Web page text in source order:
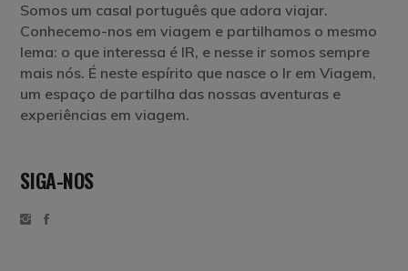
Somos um casal português que adora viajar.
Conhecemo-nos em viagem e partilhamos o mesmo
lema: o que interessa é IR, e nesse ir somos sempre
mais nós. É neste espírito que nasce o Ir em Viagem,
um espaço de partilha das nossas aventuras e
experiências em viagem.
SIGA-NOS